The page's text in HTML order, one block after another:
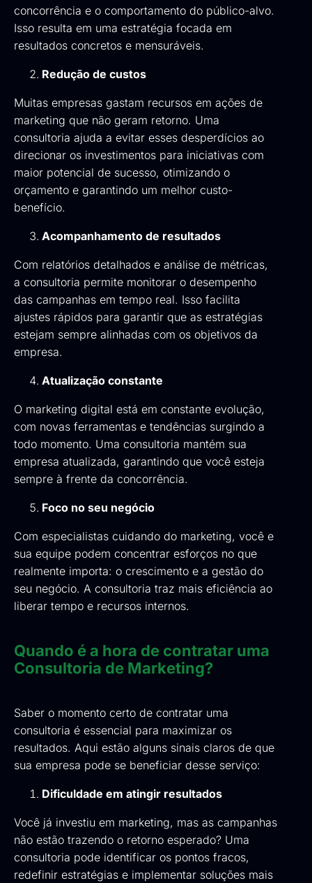
concorrência e o comportamento do público-alvo.
Isso resulta em uma estratégia focada em
resultados concretos e mensuráveis.
Redução de custos
Muitas empresas gastam recursos em ações de
marketing que não geram retorno. Uma
consultoria ajuda a evitar esses desperdícios ao
direcionar os investimentos para iniciativas com
maior potencial de sucesso, otimizando o
orçamento e garantindo um melhor custo-
benefício.
Acompanhamento de resultados
Com relatórios detalhados e análise de métricas,
a consultoria permite monitorar o desempenho
das campanhas em tempo real. Isso facilita
ajustes rápidos para garantir que as estratégias
estejam sempre alinhadas com os objetivos da
empresa.
Atualização constante
O marketing digital está em constante evolução,
com novas ferramentas e tendências surgindo a
todo momento. Uma consultoria mantém sua
empresa atualizada, garantindo que você esteja
sempre à frente da concorrência.
Foco no seu negócio
Com especialistas cuidando do marketing, você e
sua equipe podem concentrar esforços no que
realmente importa: o crescimento e a gestão do
seu negócio. A consultoria traz mais eficiência ao
liberar tempo e recursos internos.
Quando é a hora de contratar uma
Consultoria de Marketing?
Saber o momento certo de contratar uma
consultoria é essencial para maximizar os
resultados. Aqui estão alguns sinais claros de que
sua empresa pode se beneficiar desse serviço:
Dificuldade em atingir resultados
Você já investiu em marketing, mas as campanhas
não estão trazendo o retorno esperado? Uma
consultoria pode identificar os pontos fracos,
redefinir estratégias e implementar soluções mais